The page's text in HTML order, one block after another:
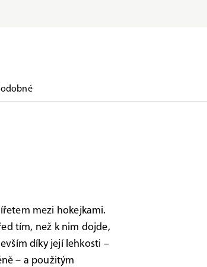
mezi hokejkami.
tím, než k nim dojde,
díky její lehkosti –
– a použitým